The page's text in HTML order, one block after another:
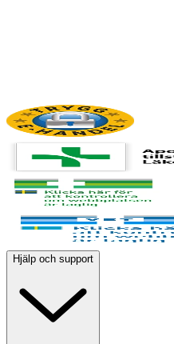
Hjälp och support